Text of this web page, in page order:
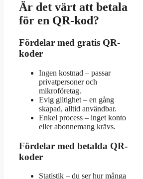
Är det värt att betala
för en QR-kod?
Fördelar med gratis QR-
koder
Ingen kostnad – passar
privatpersoner och
mikroföretag.
Evig giltighet – en gång
skapad, alltid användbar.
Enkel process – inget konto
eller abonnemang krävs.
Fördelar med betalda QR-
koder
Statistik – du ser hur många